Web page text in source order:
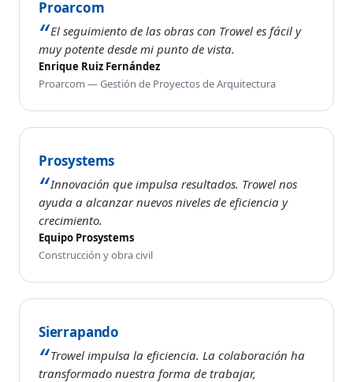
Proarcom
El seguimiento de las obras con Trowel es fácil y
muy potente desde mi punto de vista.
Enrique Ruiz Fernández
Proarcom — Gestión de Proyectos de Arquitectura
Prosystems
Innovación que impulsa resultados. Trowel nos
ayuda a alcanzar nuevos niveles de eficiencia y
crecimiento.
Equipo Prosystems
Construcción y obra civil
Sierrapando
Trowel impulsa la eficiencia. La colaboración ha
transformado nuestra forma de trabajar,